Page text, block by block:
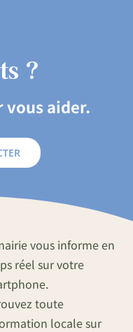
?
vous aider.
vous informe en
réel sur votre
toute
locale sur